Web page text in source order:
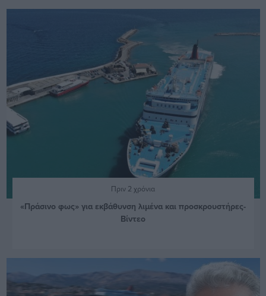
Πριν 2 χρόνια
«Πράσινο φως» για εκβάθυνση λιμένα και προσκρουστήρες-
Βίντεο